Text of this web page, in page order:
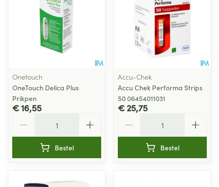
Onetouch
OneTouch Delica Plus
Prikpen
€ 16,55
Bestel
Accu-Chek
Accu Chek Performa Strips
50 06454011031
€ 25,75
Bestel